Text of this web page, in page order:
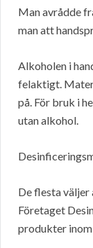
Man avrådde
man att
Alkoholen i
felaktigt.
på. För bruk i
utan alkohol.
De flesta
Företaget
produkter